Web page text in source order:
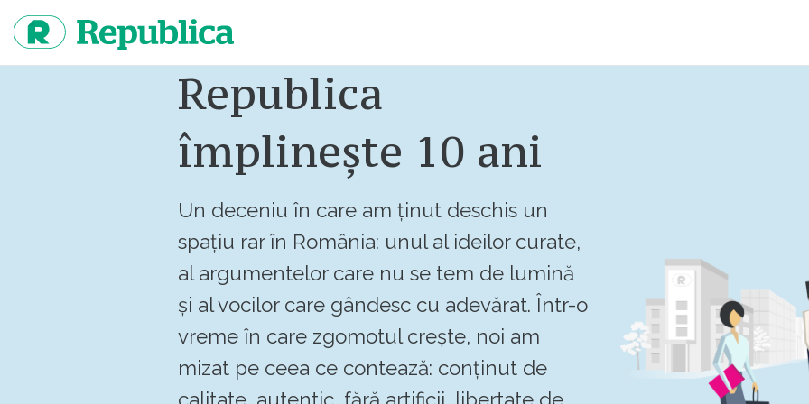
continut
Republica
împlinește 10 ani
Un deceniu în care am ținut deschis un
spațiu rar în România: unul al ideilor curate,
al argumentelor care nu se tem de lumină
și al vocilor care gândesc cu adevărat. Într-o
vreme în care zgomotul crește, noi am
mizat pe ceea ce contează: conținut de